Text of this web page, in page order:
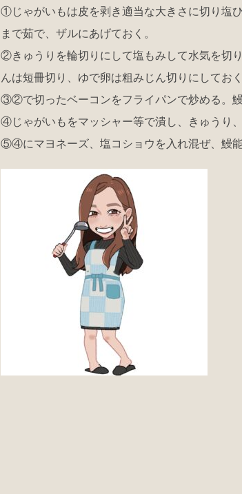
①じゃがいもは皮を剥き適当な大きさに切り塩
まで茹で、ザルにあげておく。
②きゅうりを輪切りにして塩もみして水気を切
んは短冊切り、ゆで卵は粗みじん切りにしておく
③②で切ったベーコンをフライパンで炒める。鰻
④じゃがいもをマッシャー等で潰し、きゅうり
⑤④にマヨネーズ、塩コショウを入れ混ぜ、鰻能